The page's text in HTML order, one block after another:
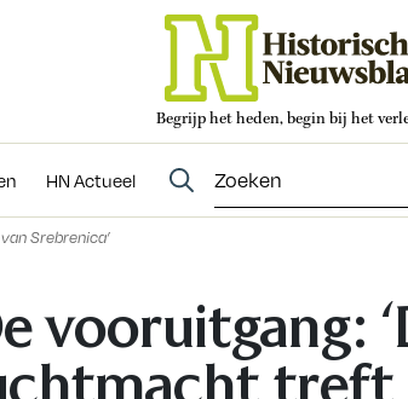
Begrijp het heden, begin bij het
HN Actueel
Evenementen
Srebrenica’
vooruitgang:
treft